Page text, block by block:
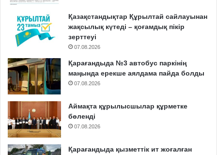
Қазақстандықтар Құрылтай сайлауынан
жақсылық күтеді – қоғамдық пікір
зерттеуі
07.08.2026
Қарағандыда №3 автобус паркінің
маңында ерекше аялдама пайда болды
07.08.2026
Аймақта құрылысшылар құрметке
бөленді
07.08.2026
Қарағандыда қызметтік ит жоғалған